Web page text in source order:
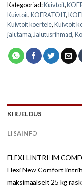
Kategooriad:Kuivtoit,
Kuivtoit,KOERATOIT,
Kuivtoit koertele,Kuivtoit
jalutama, Jalutusrihmad,
KIRJELDUS
LISAINFO
FLEXI LINTRIHM
Flexi New Comfort
maksimaalselt 25 kg